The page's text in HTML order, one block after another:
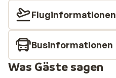
Fluginformationen
Businformationen
Was Gäste sagen